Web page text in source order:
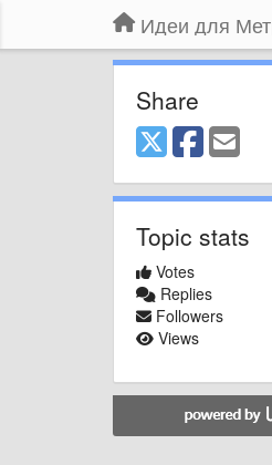
Идеи для
Share
Topic stats
Votes
Replies
Followers
Views